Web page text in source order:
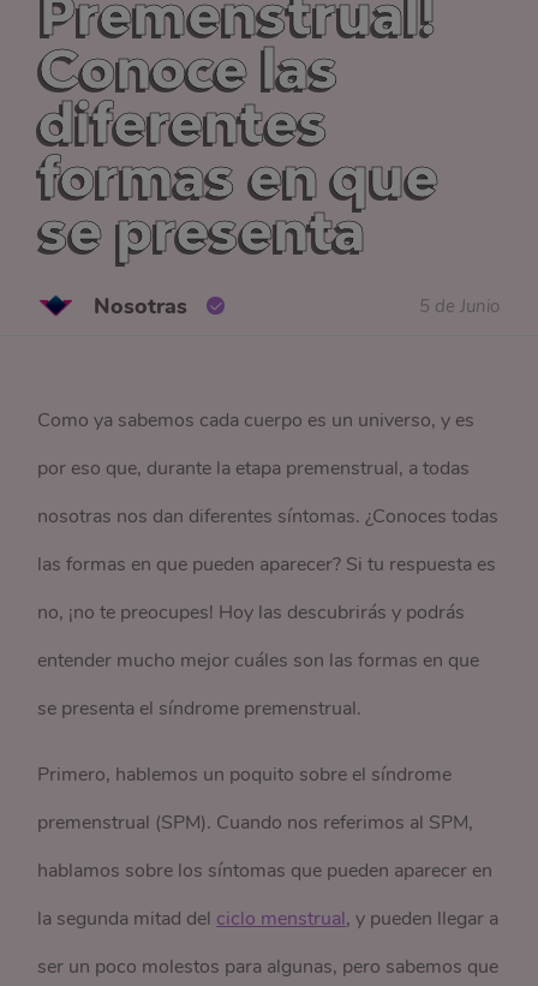
Premenstrual!
Conoce las
diferentes
formas en que
se presenta
Nosotras 5 de Junio
Como ya sabemos cada cuerpo es un universo, y es
por eso que, durante la etapa premenstrual, a todas
nosotras nos dan diferentes síntomas. ¿Conoces todas
las formas en que pueden aparecer? Si tu respuesta es
no, ¡no te preocupes! Hoy las descubrirás y podrás
entender mucho mejor cuáles son las formas en que
se presenta el síndrome premenstrual.
Primero, hablemos un poquito sobre el síndrome
premenstrual (SPM). Cuando nos referimos al SPM,
hablamos sobre los síntomas que pueden aparecer en
la segunda mitad del ciclo menstrual, y pueden llegar a
ser un poco molestos para algunas, pero sabemos que